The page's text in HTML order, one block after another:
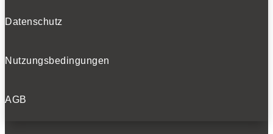
Datenschutz
Nutzungsbedingungen
AGB